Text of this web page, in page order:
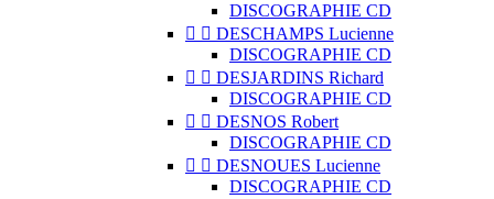
DISCOGRAPHIE CD
  DESCHAMPS Lucienne
DISCOGRAPHIE CD
  DESJARDINS Richard
DISCOGRAPHIE CD
  DESNOS Robert
DISCOGRAPHIE CD
  DESNOUES Lucienne
DISCOGRAPHIE CD